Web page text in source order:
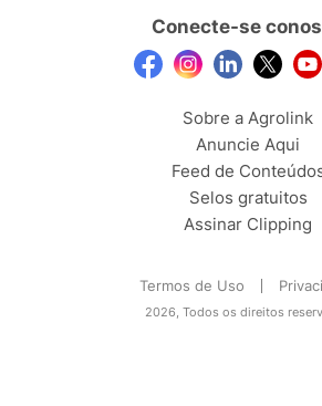
Conecte-se
Sobre a Agrolink
Anuncie Aqui
Feed de
Selos gratuitos
Assinar Clipping
Termos de Uso
2026, Todos os direitos